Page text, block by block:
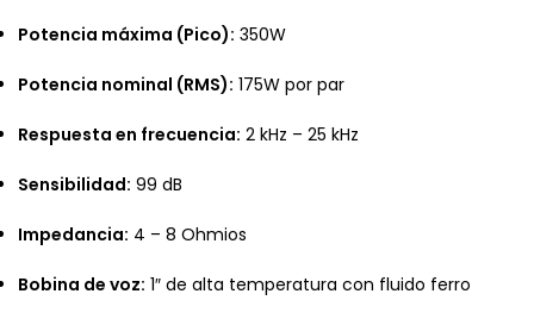
Potencia máxima (Pico): 350W
Potencia nominal (RMS): 175W por par
Respuesta en frecuencia: 2 kHz – 25 kHz
Sensibilidad: 99 dB
Impedancia: 4 – 8 Ohmios
Bobina de voz: 1″ de alta temperatura con fluido ferro